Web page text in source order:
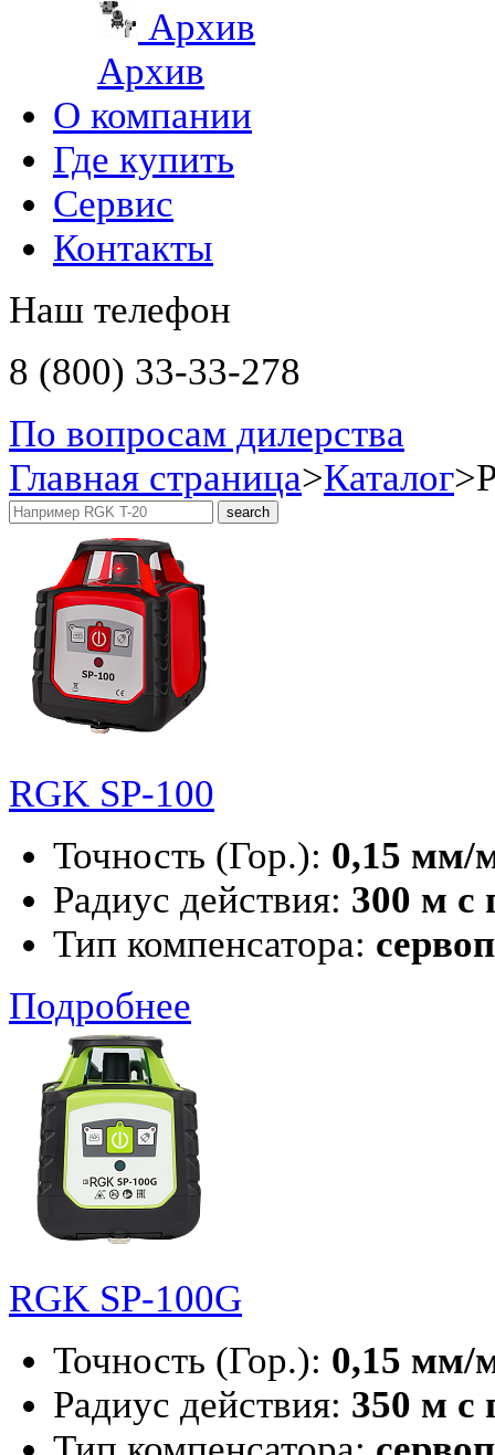
Архив
Архив
О компании
Где купить
Сервис
Контакты
Наш телефон
8 (800) 33-33-278
По вопросам дилерства
Главная страница>Каталог>
RGK SP-100
Точность (Гор.): 0,15 мм/
Радиус действия: 300 м с
Тип компенсатора:
Подробнее
RGK SP-100G
Точность (Гор.): 0,15 мм/
Радиус действия: 350 м с